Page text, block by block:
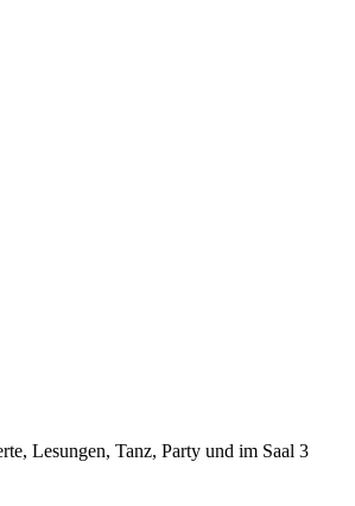
Lesungen, Tanz, Party und im Saal 3